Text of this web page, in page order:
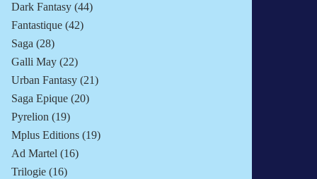
Dark Fantasy (44)
Fantastique (42)
Saga (28)
Galli May (22)
Urban Fantasy (21)
Saga Epique (20)
Pyrelion (19)
Mplus Editions (19)
Ad Martel (16)
Trilogie (16)